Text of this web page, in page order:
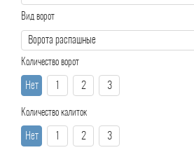
Вид ворот
Количество ворот
Нет 2 3
Количество калиток
Нет 2 3